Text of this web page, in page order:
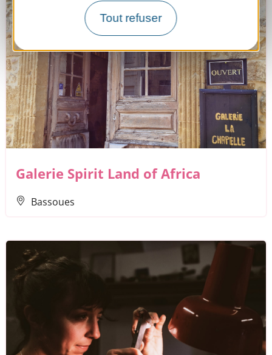
Tout refuser
Galerie Spirit Land of Africa
Bassoues